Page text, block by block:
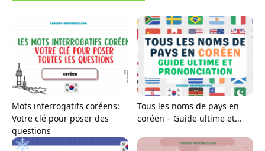
Mots interrogatifs coréens:
Votre clé pour poser des
questions
Tous les noms de pays en
coréen – Guide ultime et...